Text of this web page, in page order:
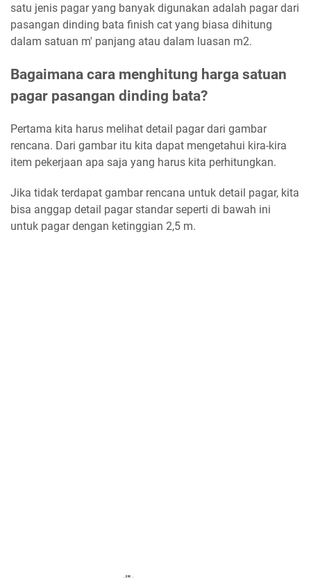
satu jenis pagar yang banyak digunakan adalah pagar dari
pasangan dinding bata finish cat yang biasa dihitung
dalam satuan m' panjang atau dalam luasan m2.
Bagaimana cara menghitung harga satuan
pagar pasangan dinding bata?
Pertama kita harus melihat detail pagar dari gambar
rencana. Dari gambar itu kita dapat mengetahui kira-kira
item pekerjaan apa saja yang harus kita perhitungkan.
Jika tidak terdapat gambar rencana untuk detail pagar, kita
bisa anggap detail pagar standar seperti di bawah ini
untuk pagar dengan ketinggian 2,5 m.